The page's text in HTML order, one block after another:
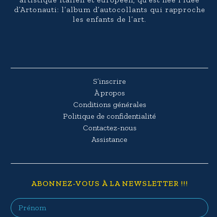
d’Artonauti: l’album d’autocollants qui rapproche
les enfants de l’art.
S’inscrire
À propos
Conditions générales
Politique de confidentialité
Contactez-nous
Assistance
ABONNEZ-VOUS À LA NEWSLETTER !!!